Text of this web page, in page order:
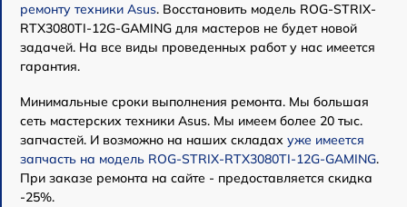
ремонту техники Asus. Восстановить модель ROG-STRIX-
RTX3080TI-12G-GAMING для мастеров не будет новой
задачей. На все виды проведенных работ у нас имеется
гарантия.
Минимальные сроки выполнения ремонта. Мы большая
сеть мастерских техники Asus. Мы имеем более 20 тыс.
запчастей. И возможно на наших складах уже имеется
запчасть на модель ROG-STRIX-RTX3080TI-12G-GAMING.
При заказе ремонта на сайте - предоставляется скидка
-25%.